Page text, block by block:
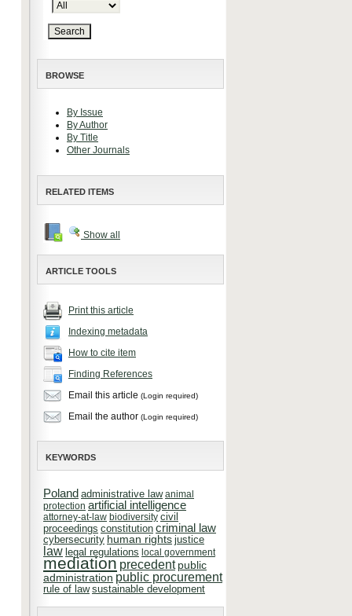
BROWSE
By Issue
By Author
By Title
Other Journals
RELATED ITEMS
Show all
ARTICLE TOOLS
Print this article
Indexing metadata
How to cite item
Finding References
Email this article (Login required)
Email the author (Login required)
KEYWORDS
Poland administrative law animal
protection artificial intelligence
attorney-at-law biodiversity civil
proceedings constitution criminal law
cybersecurity human rights justice
law legal regulations local government
mediation precedent public
administration public procurement
rule of law sustainable development